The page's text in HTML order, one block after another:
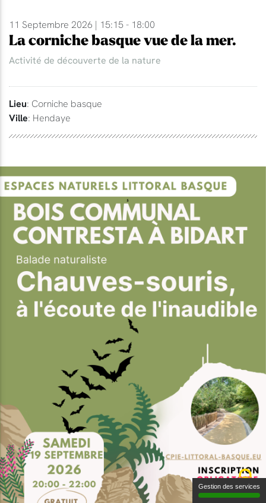
11 Septembre 2026 | 15:15 - 18:00
La corniche basque vue de la mer.
Activité de découverte de la nature
Lieu: Corniche basque
Ville: Hendaye
Gestion des services